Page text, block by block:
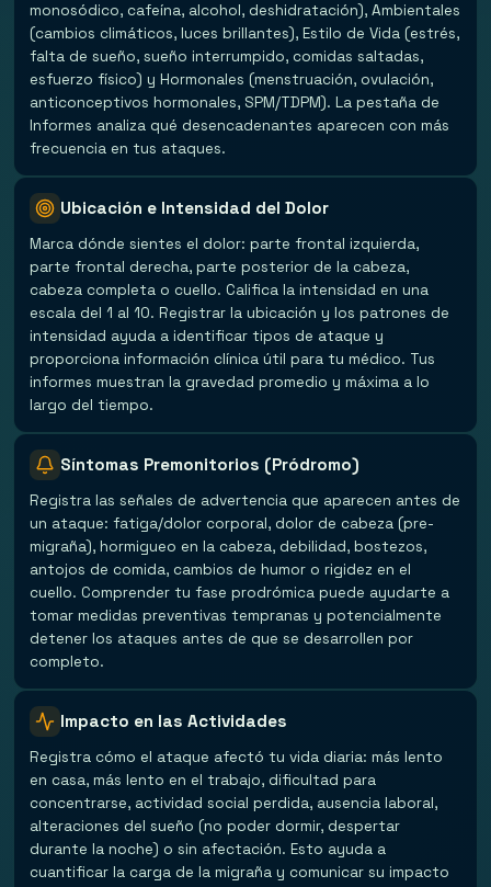
monosódico, cafeína, alcohol, deshidratación), Ambientales
(cambios climáticos, luces brillantes), Estilo de Vida (estrés,
falta de sueño, sueño interrumpido, comidas saltadas,
esfuerzo físico) y Hormonales (menstruación, ovulación,
anticonceptivos hormonales, SPM/TDPM). La pestaña de
Informes analiza qué desencadenantes aparecen con más
frecuencia en tus ataques.
Ubicación e Intensidad del Dolor
Marca dónde sientes el dolor: parte frontal izquierda,
parte frontal derecha, parte posterior de la cabeza,
cabeza completa o cuello. Califica la intensidad en una
escala del 1 al 10. Registrar la ubicación y los patrones de
intensidad ayuda a identificar tipos de ataque y
proporciona información clínica útil para tu médico. Tus
informes muestran la gravedad promedio y máxima a lo
largo del tiempo.
Síntomas Premonitorios (Pródromo)
Registra las señales de advertencia que aparecen antes de
un ataque: fatiga/dolor corporal, dolor de cabeza (pre-
migraña), hormigueo en la cabeza, debilidad, bostezos,
antojos de comida, cambios de humor o rigidez en el
cuello. Comprender tu fase prodrómica puede ayudarte a
tomar medidas preventivas tempranas y potencialmente
detener los ataques antes de que se desarrollen por
completo.
Impacto en las Actividades
Registra cómo el ataque afectó tu vida diaria: más lento
en casa, más lento en el trabajo, dificultad para
concentrarse, actividad social perdida, ausencia laboral,
alteraciones del sueño (no poder dormir, despertar
durante la noche) o sin afectación. Esto ayuda a
cuantificar la carga de la migraña y comunicar su impacto